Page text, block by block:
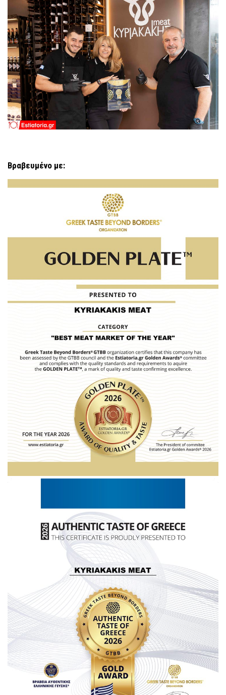
Βραβευμένο με: